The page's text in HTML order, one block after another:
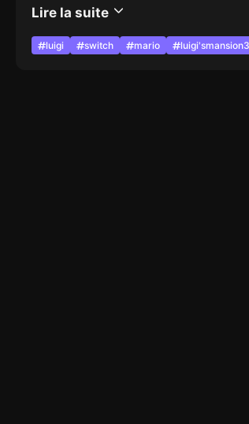
00:00:00
Lire la suite
luigi switch mario luigi'smansion3